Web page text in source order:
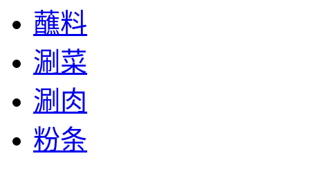
蘸料
涮菜
涮肉
粉条